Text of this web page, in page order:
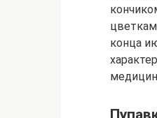
конца